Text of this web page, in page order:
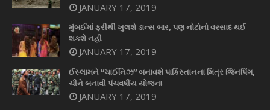
JANUARY 17, 2019
મુંબઈમાં ફરીથી ખુલશે ડાન્સ બાર, પણ નોટોનો વરસાદ થઈ
શકશે નહીં
JANUARY 17, 2019
ઈસ્લામને “ચાઈનિઝ” બનાવશે પાકિસ્તાનના મિત્ર જિનપિંગ,
ચીને બનાવી પંચવર્ષીય યોજના
JANUARY 17, 2019